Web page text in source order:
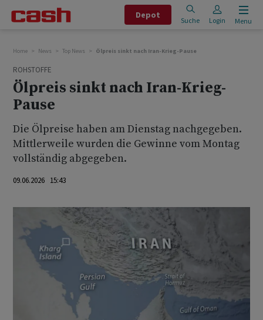
Depot
Suche Login Menu
Home News Top News Ölpreis sinkt nach Iran-Krieg-Pause
ROHSTOFFE
Ölpreis sinkt nach Iran-Krieg-
Pause
Die Ölpreise haben am Dienstag nachgegeben.
Mittlerweile wurden die Gewinne vom Montag
vollständig abgegeben.
09.06.2026 15:43